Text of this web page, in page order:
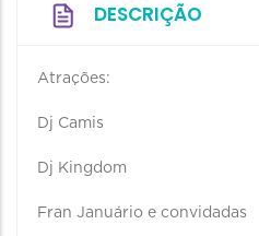
DESCRIÇÃO
Atrações:
Dj Camis
Dj Kingdom
Fran Januário e convidadas